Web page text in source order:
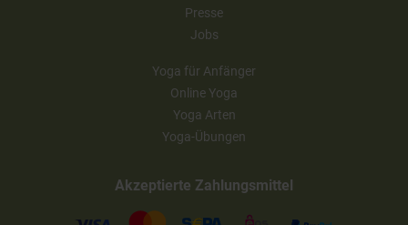
Presse
Jobs
Yoga für Anfänger
Online Yoga
Yoga Arten
Yoga-Übungen
Akzeptierte Zahlungsmittel